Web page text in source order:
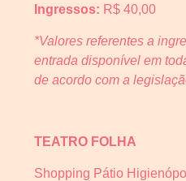
Ingressos: R$ 40,00
*Valores referentes a
entrada disponível em
de acordo com a
TEATRO FOLHA
Shopping Pátio